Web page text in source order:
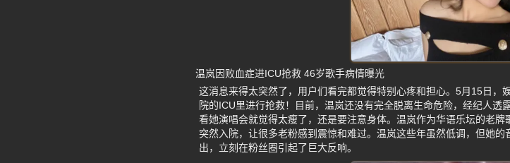
温岚因败血症进ICU抢救 46岁歌手病情曝光
这消息来得太突然了，用户们看完都觉得特别心疼和担心。5月15日，
院的ICU里进行抢救！目前，温岚还没有完全脱离生命危险，经纪人
看她演唱会就觉得太瘦了，还是要注意身体。温岚作为华语乐坛的老
突然入院，让很多老粉感到震惊和难过。温岚这些年虽然低调，但她
出，立刻在粉丝圈引起了巨大反响。